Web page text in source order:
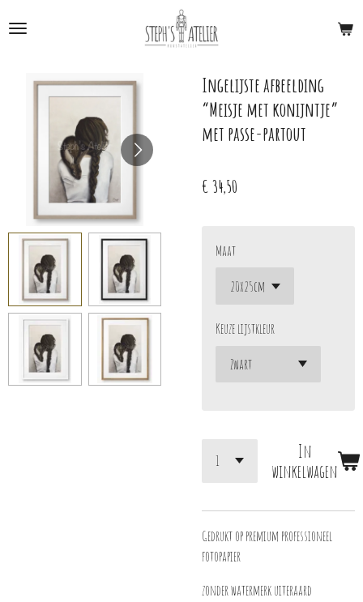
direct
hoofdinhoud
Ingelijste afbeelding
“Meisje met konijntje”
met passe-partout
€ 34,50
Maat
Keuze lijstkleur
In
winkelwagen
Gedrukt op premium professioneel
fotopapier
zonder watermerk uiteraard